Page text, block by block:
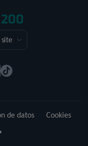
Este
en
una
Enlace
externa.
de datos
Cookies